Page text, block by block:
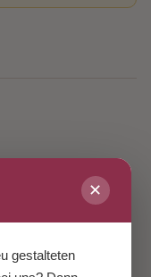
✕
gestalteten
und werden auf die
können mit der
aus
verwendet